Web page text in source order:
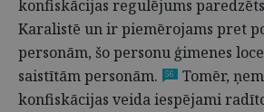
konfiskācijas regulējums
Karalistē un ir piemērojams pret
personām, šo personu ģimenes
saistītām personām.
56
Tomēr,
konfiskācijas veida iespējami